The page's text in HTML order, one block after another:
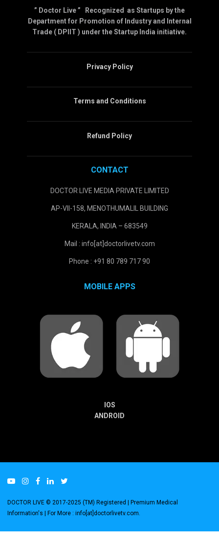
” Doctor Live ” Recognized as Startups by the
Department for Promotion of Industry and Internal
Trade ( DPIIT ) under the Startup India initiative.
Privacy Policy
Terms and Conditions
Refund Policy
CONTACT
DOCTOR LIVE MEDIA PRIVATE LIMITED
AP-VII-158, MENOTHUMALIL BUILDING
KERALA, INDIA – 683549
Mail : info[at]doctorlivetv.com
Phone : +91 80 789 717 90
MOBILE APPS
IOS
ANDROID
DOCTOR LIVE © 2017-2025 (TM) Registered
| Premium Medical
Information's |
For More : info[at]doctorlivetv.com.